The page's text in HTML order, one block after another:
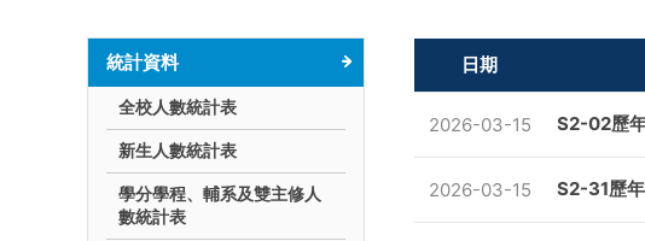
統計資料
全校人數統計表
新生人數統計表
學分學程、輔系及雙主修人
數統計表
日期
2026-03-15 S2-02歷
2026-03-15 S2-31歷